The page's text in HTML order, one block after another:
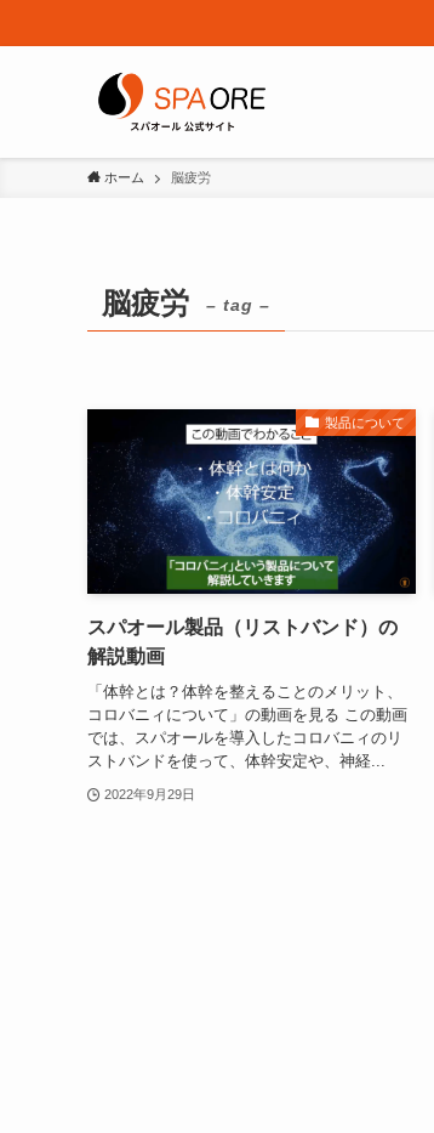
ホーム 脳疲労
脳疲労 – tag –
製品について
スパオール製品（リストバンド）の
解説動画
「体幹とは？体幹を整えることのメリット、
コロバニィについて」の動画を見る この動画
では、スパオールを導入したコロバニィのリ
ストバンドを使って、体幹安定や、神経...
2022年9月29日